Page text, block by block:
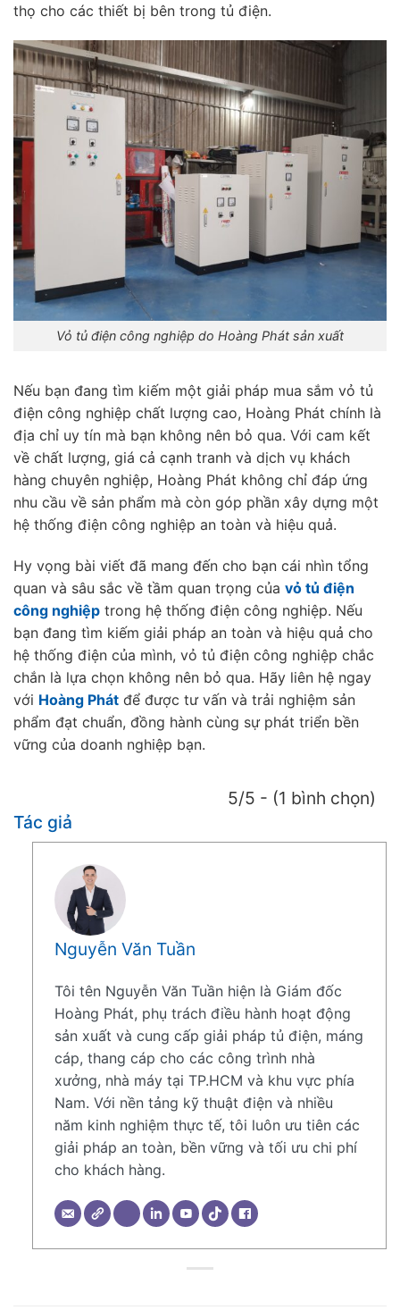
thọ cho các thiết bị bên trong tủ điện.
Vỏ tủ điện công nghiệp do Hoàng Phát sản xuất
Nếu bạn đang tìm kiếm một giải pháp mua sắm vỏ tủ
điện công nghiệp chất lượng cao, Hoàng Phát chính là
địa chỉ uy tín mà bạn không nên bỏ qua. Với cam kết
về chất lượng, giá cả cạnh tranh và dịch vụ khách
hàng chuyên nghiệp, Hoàng Phát không chỉ đáp ứng
nhu cầu về sản phẩm mà còn góp phần xây dựng một
hệ thống điện công nghiệp an toàn và hiệu quả.
Hy vọng bài viết đã mang đến cho bạn cái nhìn tổng
quan và sâu sắc về tầm quan trọng của vỏ tủ điện
công nghiệp trong hệ thống điện công nghiệp. Nếu
bạn đang tìm kiếm giải pháp an toàn và hiệu quả cho
hệ thống điện của mình, vỏ tủ điện công nghiệp chắc
chắn là lựa chọn không nên bỏ qua. Hãy liên hệ ngay
với Hoàng Phát để được tư vấn và trải nghiệm sản
phẩm đạt chuẩn, đồng hành cùng sự phát triển bền
vững của doanh nghiệp bạn.
5/5 - (1 bình chọn)
Tác giả
Nguyễn Văn Tuần
Tôi tên Nguyễn Văn Tuần hiện là Giám đốc
Hoàng Phát, phụ trách điều hành hoạt động
sản xuất và cung cấp giải pháp tủ điện, máng
cáp, thang cáp cho các công trình nhà
xưởng, nhà máy tại TP.HCM và khu vực phía
Nam. Với nền tảng kỹ thuật điện và nhiều
năm kinh nghiệm thực tế, tôi luôn ưu tiên các
giải pháp an toàn, bền vững và tối ưu chi phí
cho khách hàng.